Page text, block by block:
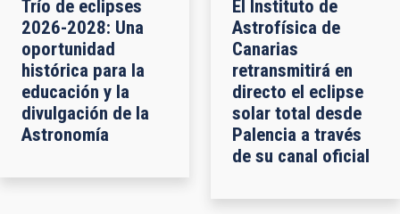
Trío de eclipses
2026-2028: Una
oportunidad
histórica para la
educación y la
divulgación de la
Astronomía
El Instituto de
Astrofísica de
Canarias
retransmitirá en
directo el eclipse
solar total desde
Palencia a través
de su canal oficial